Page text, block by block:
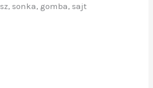
sonka, gomba, sajt